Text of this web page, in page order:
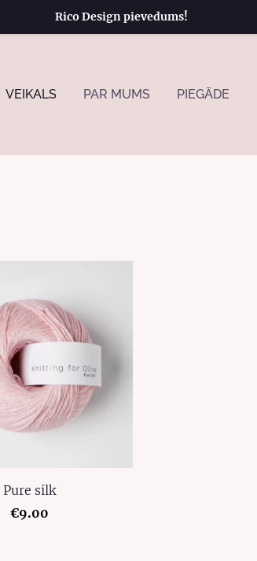
Rico Design pievedums!
VEIKALS PAR MUMS PIEGĀDE
Pure silk
€9.00